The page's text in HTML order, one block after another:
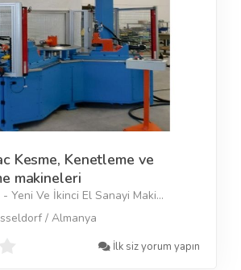
Kesme, Kenetleme ve
makineleri
Yeni Ve İkinci El Sanayi Maki...
/ Almanya
İlk siz yorum yapın